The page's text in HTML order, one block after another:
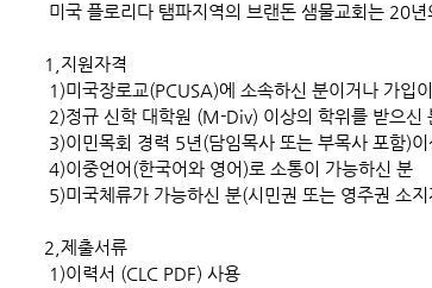
미국 플로리다 탬파지역의 브랜돈 샘물교회는 20
1,지원자격
1)미국장로교(PCUSA)에 소속하신 분이거나 가입
2)정규 신학 대학원 (M-Div) 이상의 학위를 받으신
3)이민목회 경력 5년(담임목사 또는 부목사 포함)
4)이중언어(한국어와 영어)로 소통이 가능하신 분
5)미국체류가 가능하신 분(시민권 또는 영주권 소지
2,제출서류
1)이력서 (CLC PDF) 사용